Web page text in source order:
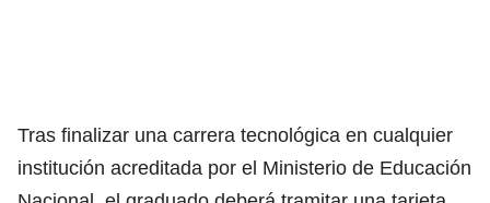
Tras finalizar una carrera tecnológica en cualquier
institución acreditada por el Ministerio de Educación